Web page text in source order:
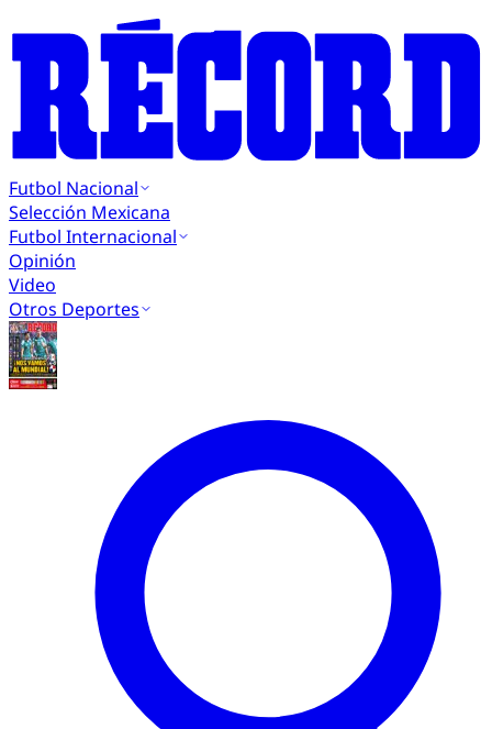
Futbol Nacional
Selección Mexicana
Futbol Internacional
Opinión
Video
Otros Deportes